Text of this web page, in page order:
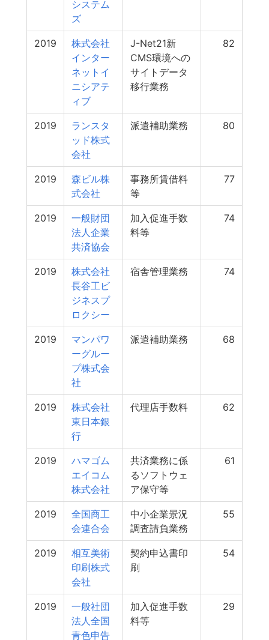
システム
ズ
2019
株式会社
インター
ネットイ
ニシアテ
ィブ
J-Net21新
CMS環境への
サイトデータ
移行業務
82
2019
ランスタ
ッド株式
会社
派遣補助業務 80
2019
森ビル株
式会社
事務所賃借料
等
77
2019
一般財団
法人企業
共済協会
加入促進手数
料等
74
2019
株式会社
長谷工ビ
ジネスプ
ロクシー
宿舎管理業務 74
2019
マンパワ
ーグルー
プ株式会
社
派遣補助業務 68
2019
株式会社
東日本銀
行
代理店手数料 62
2019
ハマゴム
エイコム
株式会社
共済業務に係
るソフトウェ
ア保守等
61
2019
全国商工
会連合会
中小企業景況
調査請負業務
55
2019
相互美術
印刷株式
会社
契約申込書印
刷
54
2019
一般社団
法人全国
青色申告
加入促進手数
料等
29